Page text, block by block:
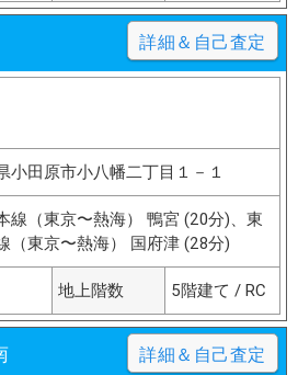
詳細＆自己査定
小田原市小八幡二丁目１－１
線（東京〜熱海） 鴨宮 (20分)、東
（東京〜熱海） 国府津 (28分)
地上階数 5階建て / RC
詳細＆自己査定